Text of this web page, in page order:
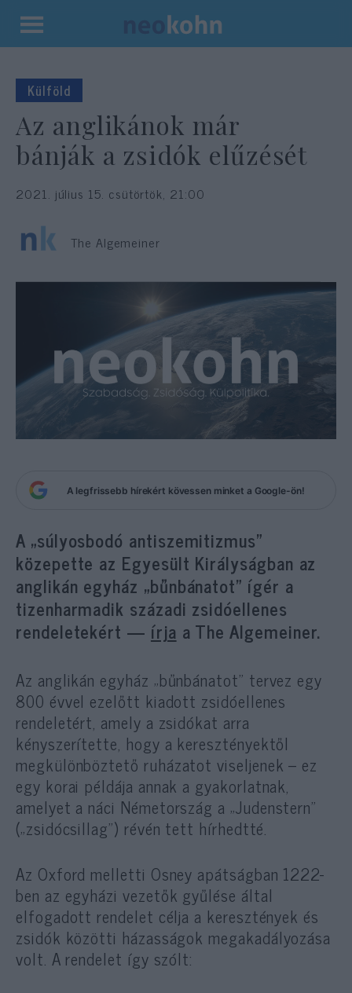
Kilépés
tartalomba
Külföld
Az anglikánok már
bánják a zsidók elűzését
2021. július 15. csütörtök, 21:00
The Algemeiner
A legfrissebb hírekért kövessen minket a Google-ön!
A „súlyosbodó antiszemitizmus”
közepette az Egyesült Királyságban az
anglikán egyház „bűnbánatot” ígér a
tizenharmadik századi zsidóellenes
rendeletekért — írja a The Algemeiner.
Az anglikán egyház „bűnbánatot” tervez egy
800 évvel ezelőtt kiadott zsidóellenes
rendeletért, amely a zsidókat arra
kényszerítette, hogy a keresztényektől
megkülönböztető ruházatot viseljenek – ez
egy korai példája annak a gyakorlatnak,
amelyet a náci Németország a „Judenstern”
(„zsidócsillag”) révén tett hírhedtté.
Az Oxford melletti Osney apátságban 1222-
ben az egyházi vezetők gyűlése által
elfogadott rendelet célja a keresztények és
zsidók közötti házasságok megakadályozása
volt. A rendelet így szólt: